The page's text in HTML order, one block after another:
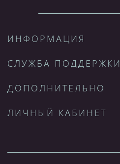
ИНФОРМАЦИЯ
СЛУЖБА ПОДДЕРЖКИ
ДОПОЛНИТЕЛЬНО
ЛИЧНЫЙ КАБИНЕТ